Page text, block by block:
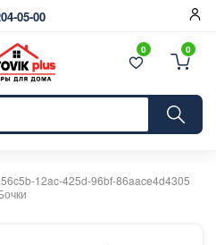
05-00
0 0
12ac-425d-96bf-86aace4d4305